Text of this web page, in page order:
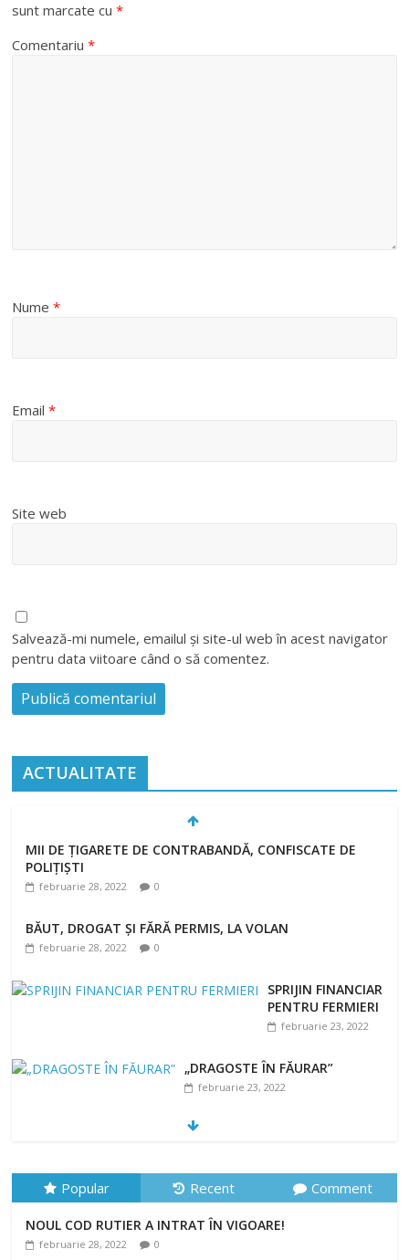
sunt marcate cu*
Comentariu*
Nume*
Email*
Site web
Salvează-mi numele, emailul și site-ul web în acest navigator
pentru data viitoare când o să comentez.
ACTUALITATE
MII DE ȚIGARETE DE CONTRABANDĂ, CONFISCATE DE
POLIȚIȘTI
februarie 28, 2022 0
BĂUT, DROGAT ȘI FĂRĂ PERMIS, LA VOLAN
februarie 28, 2022 0
SPRIJIN FINANCIAR
PENTRU FERMIERI
februarie 23, 2022
„DRAGOSTE ÎN FĂURAR”
februarie 23, 2022
NOUL COD RUTIER A INTRAT ÎN VIGOARE!
Popular Recent Comment
NOUL COD RUTIER A INTRAT ÎN VIGOARE!
februarie 28, 2022 0